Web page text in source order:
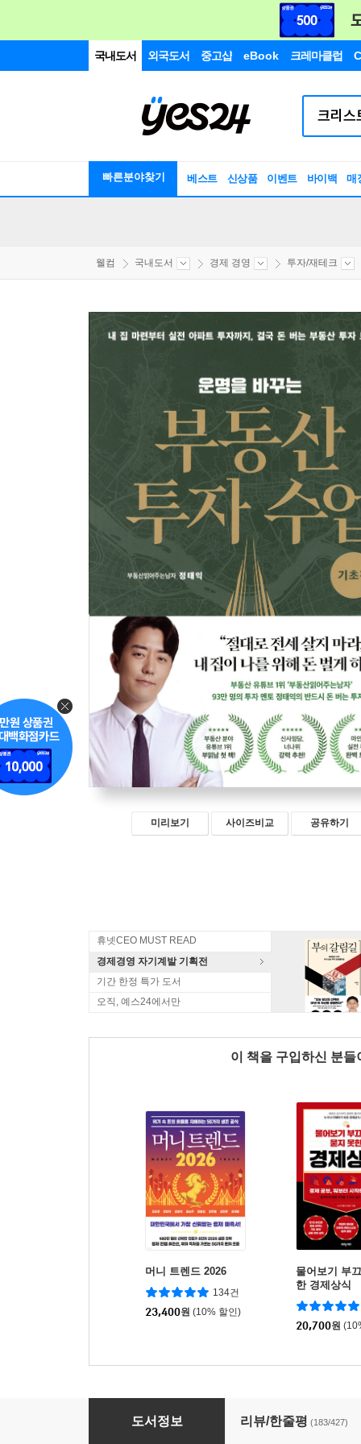
국내도서 외국도서 중고샵 eBook 크레마클럽
빠른분야찾기 베스트 신상품 이벤트 바이백 매
웰컴 국내도서 경제 경영 투자/재테크
미리보기 사이즈비교 공유하기
휴넷CEO MUST READ
경제경영 자기계발 기획전
기간 한정 특가 도서
오직, 예스24에서만
이 책을 구입하신 분
머니 트렌드 2026
134건
23,400원 (10% 할인)
물어보기 부
한 경제상식
20,700원
운명을 바꾸는 부동산 투자 수업 (기초편)
도서정보 리뷰/한줄평 (183/427)